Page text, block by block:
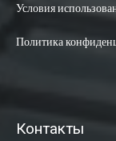
Условия
Политика
Контакты